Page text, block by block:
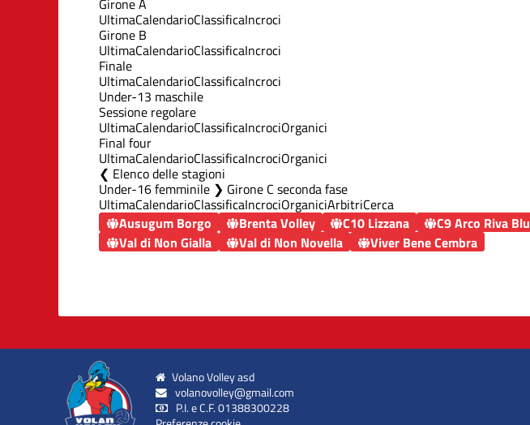
UltimaCalendarioClassificaIncroci
Girone B
UltimaCalendarioClassificaIncroci
Finale
UltimaCalendarioClassificaIncroci
Under-13 maschile
Sessione regolare
UltimaCalendarioClassificaIncrociOrganici
Final four
UltimaCalendarioClassificaIncrociOrganici
Elenco delle stagioni
Under-16 femminile ❯ Girone C seconda fase
UltimaCalendarioClassificaIncrociOrganiciArbitriCerca
Ausugum Borgo
Brenta Volley C10 Lizzana C9 Arco Riva Blu
Val di Non Gialla
Val di Non Novella Viver Bene Cembra
Volano Volley asd
volanovolley@gmail.com
P.I. e C.F. 01388300228